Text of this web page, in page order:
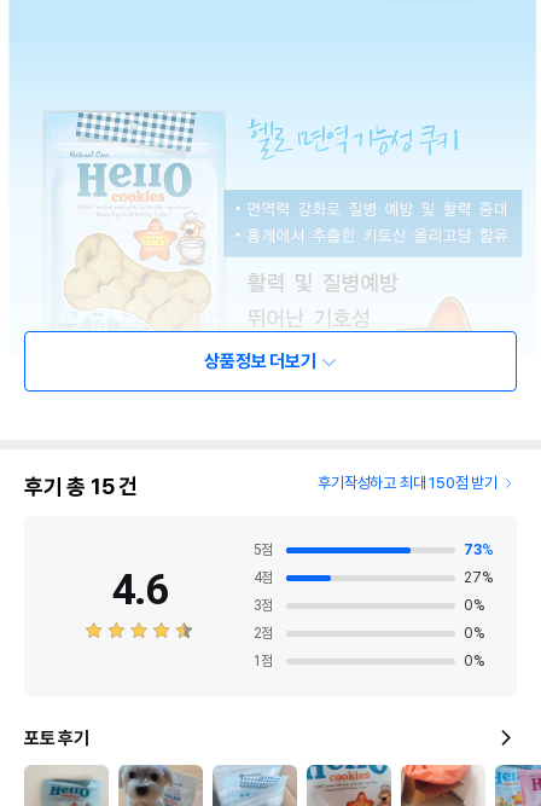
상품정보 더보기
후기 총 15건 후기작성하고 최대 150점 받기
4.6
5점 73%
4점 27%
3점 0%
2점 0%
1 점 0%
포토 후기